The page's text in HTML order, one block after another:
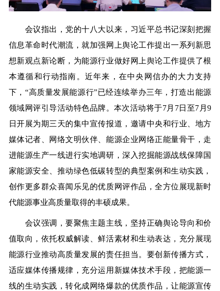
会议指出，党的十八大以来，习近平总书记深刻把握
信息革命时代潮流，就加强网上舆论工作提出一系列新思
想新观点新论断，为能源行业做好网上舆论工作提供了根
本遵循和行动指南。近年来，在中央网信办的大力支持
下，“高质量发展能源行”已经连续举办三年，打造出能源
领域网评引导活动特色品牌。本次活动将于7月7日至7月9
日开展为期三天的集中宣传报道，邀请中央和行业、地方
媒体记者、网络文明伙伴、能源企业网络正能量骨干，走
进能源生产一线进行实地调研，深入挖掘能源战线保障国
家能源安全、推动绿色低碳转型的典型案例和生动实践，
创作更多群众喜闻乐见的优质网评作品，全方位展现新时
代能源事业高质量取得的丰硕成果。
会议强调，要聚焦主题主线，坚持正确舆论导向和价
值取向，依托权威解读、鲜活素材和生动表达，充分展现
能源行业推动高质量发展的责任担当。要创新传播方式，
适应媒体传播规律，充分运用新媒体技术手段，把能源一
线的生动实践，转化成网络爆款的优质作品，让能源宣传